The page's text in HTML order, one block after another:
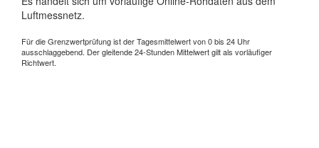
Luftmessnetz.
Für die Grenzwertprüfung ist der Tagesmittelwert von 0 bis 24 Uhr
ausschlaggebend. Der gleitende 24-Stunden Mittelwert gilt als vorläufiger
Richtwert.